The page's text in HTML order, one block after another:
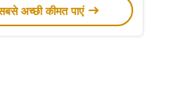
अच्छी कीमत पाएं